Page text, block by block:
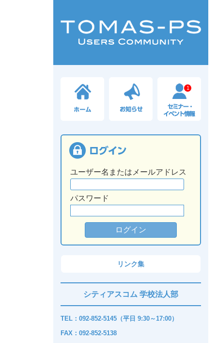
1
ユーザー名またはメールアドレス
パスワード
リンク集
シティアスコム 学校法人部
TEL：092-852-5145（平日 9:30～17:00）
FAX：092-852-5138